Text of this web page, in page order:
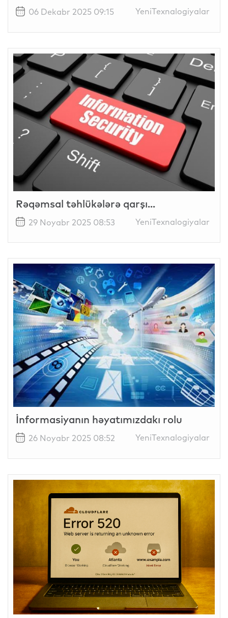
06 Dekabr 2025 09:15 YeniTexnalogiyalar
Rəqəmsal təhlükələrə qarşı...
29 Noyabr 2025 08:53 YeniTexnalogiyalar
İnformasiyanın həyatımızdakı rolu
26 Noyabr 2025 08:52 YeniTexnalogiyalar